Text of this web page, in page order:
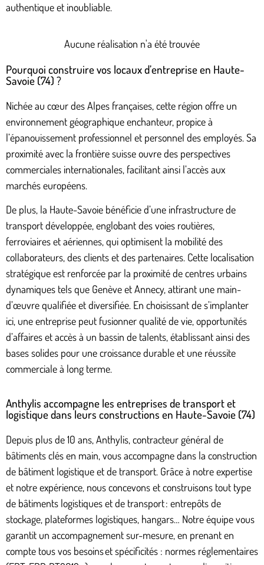
authentique et inoubliable.
Aucune réalisation n'a été trouvée
Pourquoi construire vos locaux d’entreprise en Haute-
Savoie (74) ?
Nichée au cœur des Alpes françaises, cette région offre un
environnement géographique enchanteur, propice à
l’épanouissement professionnel et personnel des employés. Sa
proximité avec la frontière suisse ouvre des perspectives
commerciales internationales, facilitant ainsi l’accès aux
marchés européens.
De plus, la Haute-Savoie bénéficie d’une infrastructure de
transport développée, englobant des voies routières,
ferroviaires et aériennes, qui optimisent la mobilité des
collaborateurs, des clients et des partenaires. Cette localisation
stratégique est renforcée par la proximité de centres urbains
dynamiques tels que Genève et Annecy, attirant une main-
d’œuvre qualifiée et diversifiée. En choisissant de s’implanter
ici, une entreprise peut fusionner qualité de vie, opportunités
d’affaires et accès à un bassin de talents, établissant ainsi des
bases solides pour une croissance durable et une réussite
commerciale à long terme.
Anthylis accompagne les entreprises de transport et
logistique dans leurs constructions en Haute-Savoie (74)
Depuis plus de 10 ans, Anthylis, contracteur général de
bâtiments clés en main, vous accompagne dans la construction
de bâtiment logistique et de transport. Grâce à notre expertise
et notre expérience, nous concevons et construisons tout type
de bâtiments logistiques et de transport : entrepôts de
stockage, plateformes logistiques, hangars… Notre équipe vous
garantit un accompagnement sur-mesure, en prenant en
compte tous vos besoins et spécificités : normes réglementaires